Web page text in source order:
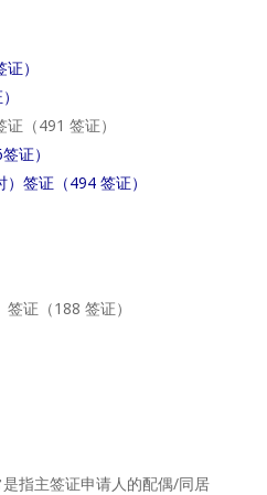
）
（491 签证）
证）
签证（494 签证）
证（188 签证）
指主签证申请人的配偶/同居